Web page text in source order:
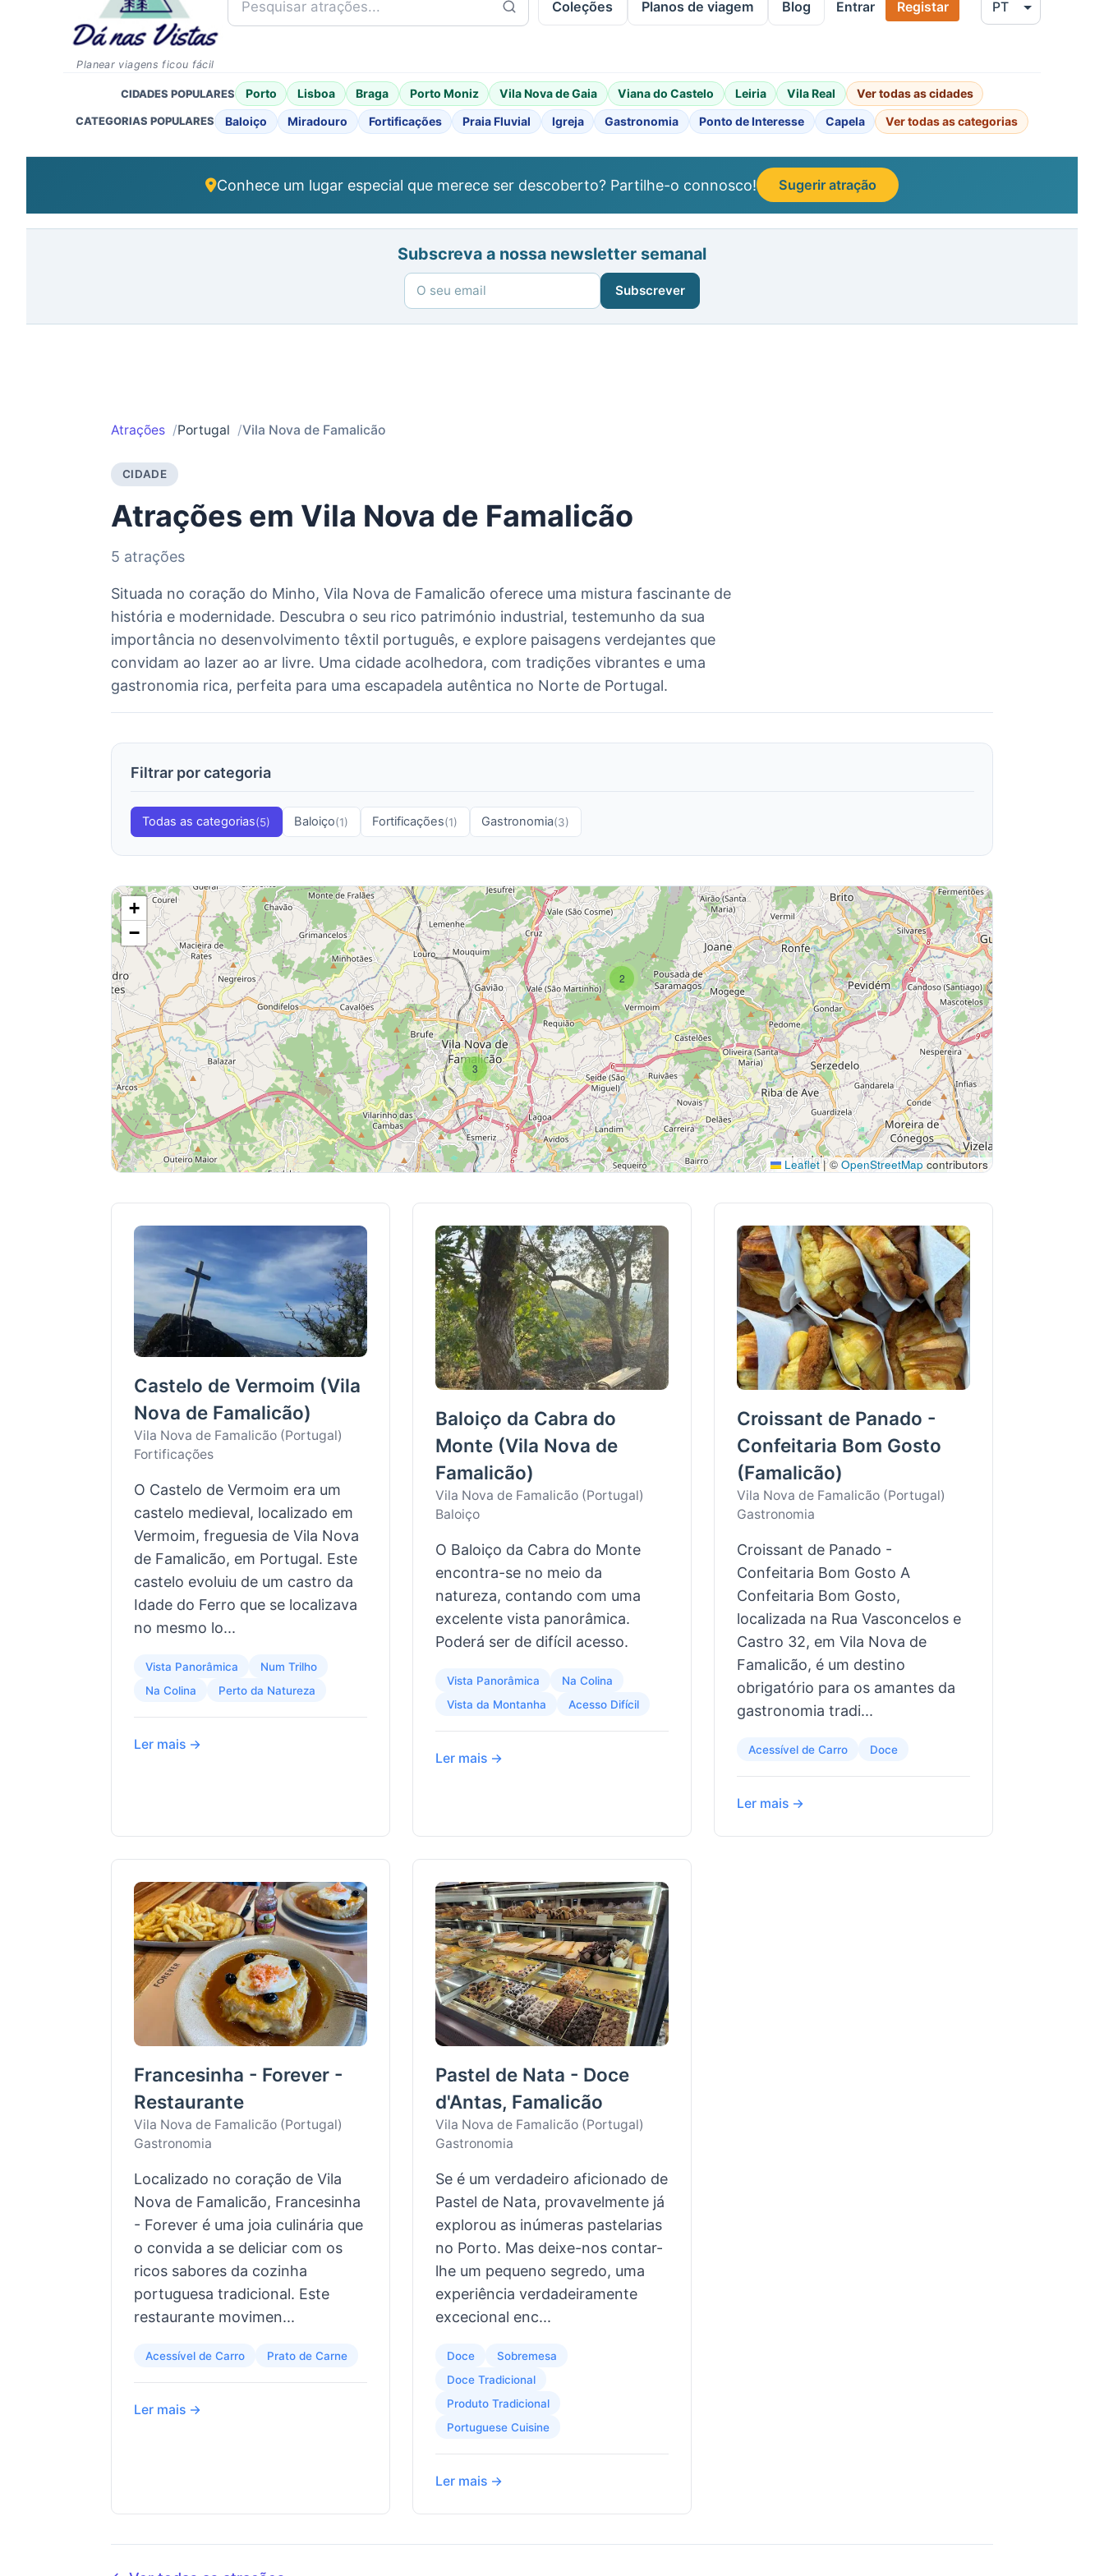
Planear viagens ficou fácil
Coleções Planos de viagem Blog Entrar Registar
CIDADES POPULARES Porto Lisboa Braga Porto Moniz Vila Nova de Gaia Viana do Castelo Leiria Vila Real Ver todas as cidades
CATEGORIAS POPULARES Baloiço Miradouro Fortificações Praia Fluvial Igreja Gastronomia Ponto de Interesse Capela Ver todas as categorias
Conhece um lugar especial que merece ser descoberto? Partilhe-o connosco! Sugerir atração
Subscreva a nossa newsletter semanal
Subscrever
Atrações Portugal Vila Nova de Famalicão
CIDADE
Atrações em Vila Nova de Famalicão
5 atrações
Situada no coração do Minho, Vila Nova de Famalicão oferece uma mistura fascinante de
história e modernidade. Descubra o seu rico património industrial, testemunho da sua
importância no desenvolvimento têxtil português, e explore paisagens verdejantes que
convidam ao lazer ao ar livre. Uma cidade acolhedora, com tradições vibrantes e uma
gastronomia rica, perfeita para uma escapadela autêntica no Norte de Portugal.
Filtrar por categoria
Todas as categorias(5) Baloiço(1) Fortificações(1) Gastronomia(3)
3
2
+
−
Leaflet |© OpenStreetMapcontributors
Castelo de Vermoim (Vila
Nova de Famalicão)
Vila Nova de Famalicão (Portugal)
Fortificações
O Castelo de Vermoim era um
castelo medieval, localizado em
Vermoim, freguesia de Vila Nova
de Famalicão, em Portugal. Este
castelo evoluiu de um castro da
Idade do Ferro que se localizava
no mesmo lo...
Vista Panorâmica
Num Trilho
Na Colina
Perto da Natureza
Ler mais →
Baloiço da Cabra do
Monte (Vila Nova de
Famalicão)
Vila Nova de Famalicão (Portugal)
Baloiço
O Baloiço da Cabra do Monte
encontra-se no meio da
natureza, contando com uma
excelente vista panorâmica.
Poderá ser de difícil acesso.
Vista Panorâmica
Na Colina
Vista da Montanha
Acesso Difícil
Ler mais →
Croissant de Panado -
Confeitaria Bom Gosto
(Famalicão)
Vila Nova de Famalicão (Portugal)
Gastronomia
Croissant de Panado -
Confeitaria Bom Gosto A
Confeitaria Bom Gosto,
localizada na Rua Vasconcelos e
Castro 32, em Vila Nova de
Famalicão, é um destino
obrigatório para os amantes da
gastronomia tradi...
Acessível de Carro Doce
Ler mais →
Francesinha - Forever -
Restaurante
Vila Nova de Famalicão (Portugal)
Gastronomia
Localizado no coração de Vila
Nova de Famalicão, Francesinha
- Forever é uma joia culinária que
o convida a se deliciar com os
ricos sabores da cozinha
portuguesa tradicional. Este
restaurante movimen...
Acessível de Carro Prato de Carne
Ler mais →
Pastel de Nata - Doce
d'Antas, Famalicão
Vila Nova de Famalicão (Portugal)
Gastronomia
Se é um verdadeiro aficionado de
Pastel de Nata, provavelmente já
explorou as inúmeras pastelarias
no Porto. Mas deixe-nos contar-
lhe um pequeno segredo, uma
experiência verdadeiramente
excecional enc...
Doce
Sobremesa
Doce Tradicional
Produto Tradicional
Portuguese Cuisine
Ler mais →